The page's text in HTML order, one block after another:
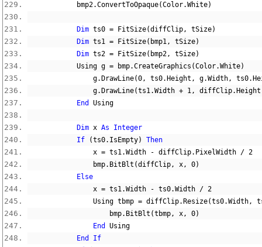
            bmp2
.ConvertToOpaque(Color.White)
Dim ts0 = FitSize(diffClip, tSize)
Dim ts1 = FitSize( bmp1, tSize)
Dim ts2 = FitSize( bmp2, tSize)
            Using g
= bmp.CreateGraphics (Color.White)
                g
. DrawLine(0, ts0. Height , g.Width, ts0.
                g
. DrawLine(ts1.Width + 1, diffClip. Height
End
Using
Dim x As
Integer
If
(ts0. IsEmpty)
Then
                x
= ts1.Width - diffClip. PixelWidth / 2
                bmp
. BitBlt (diffClip, x, 0)
Else
                x
= ts1.Width - ts0.Width / 2
                Using tbmp
= diffClip. Resize(ts0.Width,
                    bmp
. BitBlt (tbmp, x, 0)
End
Using
End
If